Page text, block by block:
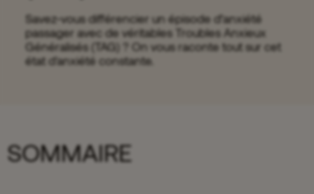
Savez-vous différencier un épisode d’anxiété
passager avec de véritables Troubles Anxieux
Généralisés (TAG) ? On vous raconte tout sur cet
état d'anxiété constante.
SOMMAIRE